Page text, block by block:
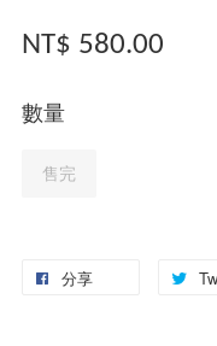
NT$ 580.00
數量
售完
分享